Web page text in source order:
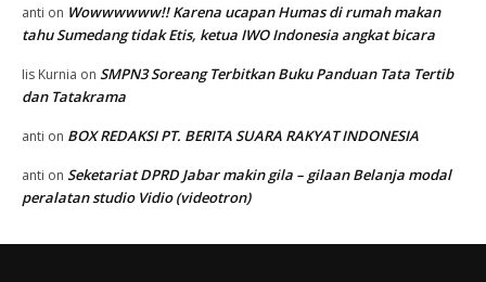
anti on Wowwwwww!! Karena ucapan Humas di rumah makan
tahu Sumedang tidak Etis, ketua IWO Indonesia angkat bicara
Iis Kurnia on SMPN3 Soreang Terbitkan Buku Panduan Tata Tertib
dan Tatakrama
anti on BOX REDAKSI PT. BERITA SUARA RAKYAT INDONESIA
anti on Seketariat DPRD Jabar makin gila – gilaan Belanja modal
peralatan studio Vidio (videotron)